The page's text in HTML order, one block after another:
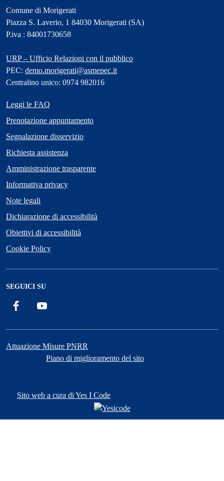
Comune di Morigerati
Piazza S. Laverio, 1 84030 Morigerati (SA)
P.iva : 84001730658
URP – Ufficio Relazioni con il pubblico
PEC: demo.morigerati@asmepec.it
Centralino unico: 0974 982016
Leggi le FAQ
Prenotazione appuntamento
Segnalazione disservizio
Richiesta assistenza
Amministrazione trasparente
Informativa privacy
Note legali
Dichiarazione di accessibilità
Obiettivi di accessibilità
Cookie Policy
SEGUICI SU
Facebook
Attuazione Misure PNRR
Piano di miglioramento del sito
Sito web a cura di Yes I Code